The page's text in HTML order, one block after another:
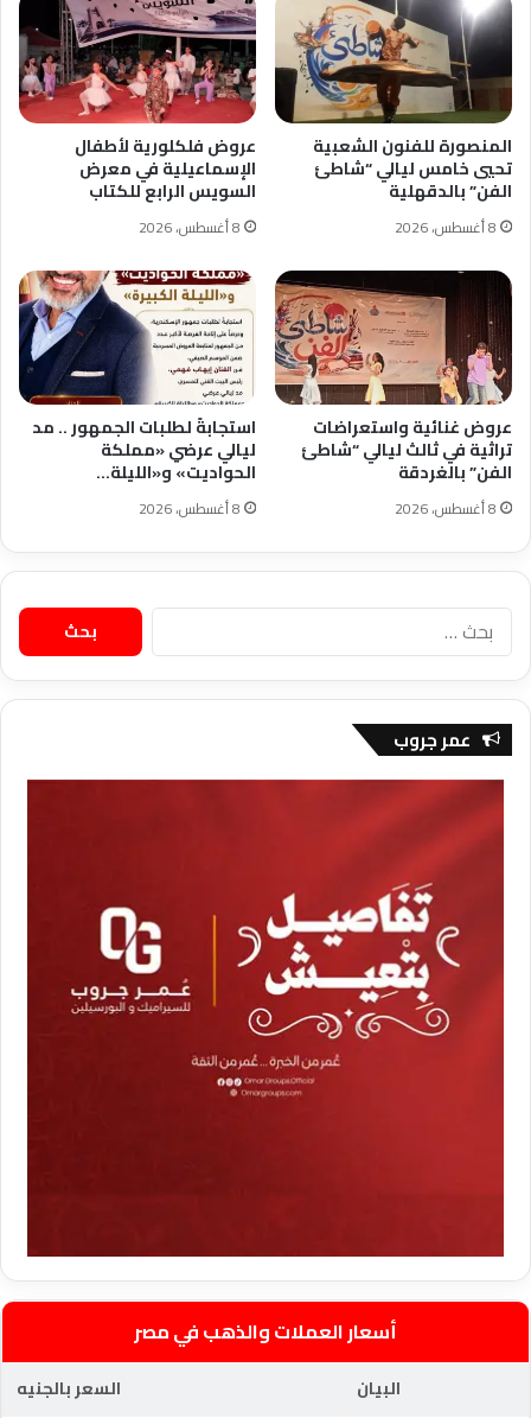
المنصورة للفنون الشعبية
تحيي خامس ليالي “شاطئ
الفن” بالدقهلية
8 أغسطس، 2026
عروض فلكلورية لأطفال
الإسماعيلية في معرض
السويس الرابع للكتاب
8 أغسطس، 2026
عروض غنائية واستعراضات
تراثية في ثالث ليالي “شاطئ
الفن” بالغردقة
8 أغسطس، 2026
استجابةً لطلبات الجمهور .. مد
ليالي عرضي «مملكة
الحواديت» و«الليلة…
8 أغسطس، 2026
البحث
عن:
عمر جروب
أسعار العملات والذهب في مصر
البيان
السعر بالجنيه